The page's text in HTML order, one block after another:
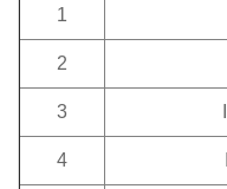
1
2
3
4